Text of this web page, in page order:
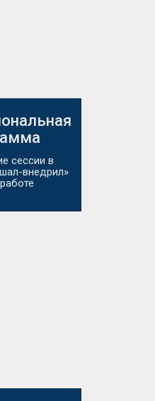
сессии в
внедрил»